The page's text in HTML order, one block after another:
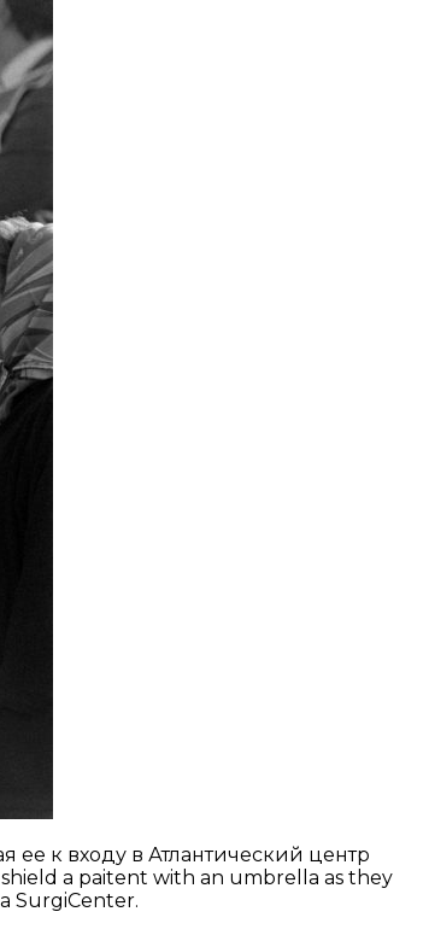
к входу в Атлантический центр
a paitent with an umbrella as they
SurgiCenter.